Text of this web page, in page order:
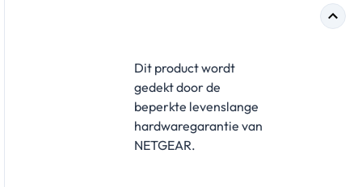
Dit product wordt
gedekt door de
beperkte levenslange
hardwaregarantie van
NETGEAR.